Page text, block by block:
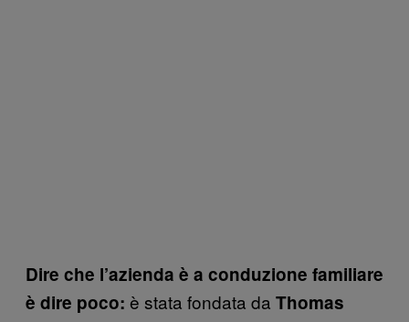
Dire che l’azienda è a conduzione familiare
è dire poco: è stata fondata da Thomas